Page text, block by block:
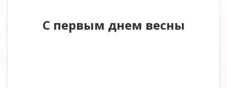
С первым днем весны